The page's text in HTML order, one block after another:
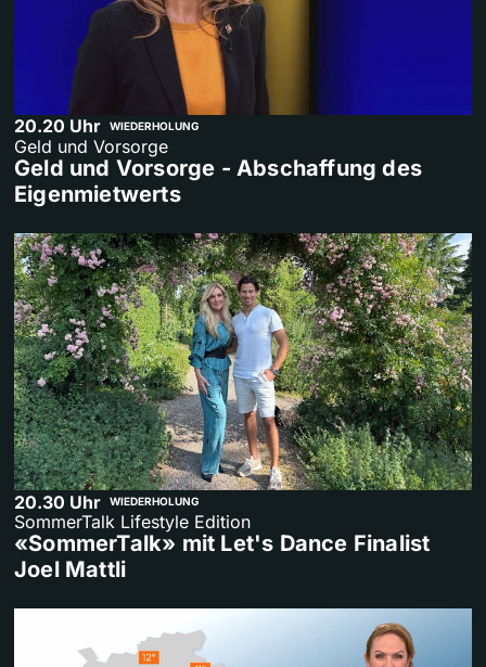
20.20 Uhr WIEDERHOLUNG
Geld und Vorsorge
Geld und Vorsorge - Abschaffung des
Eigenmietwerts
20.30 Uhr WIEDERHOLUNG
SommerTalk Lifestyle Edition
«SommerTalk» mit Let's Dance Finalist
Joel Mattli